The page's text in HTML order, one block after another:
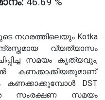
നഗരത്തിലെയും Kotka
വ്യത്യാസം
സമയം കൃത്യവും,
കണക്കാക്കിയതുമാണ്.
കണക്കാക്കുമ്പോൾ DST
സംരക്ഷണ സമയം